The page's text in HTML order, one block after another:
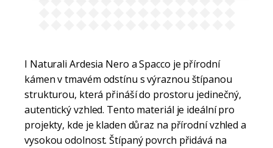
I Naturali Ardesia Nero a Spacco je přírodní
kámen v tmavém odstínu s výraznou štípanou
strukturou, která přináší do prostoru jedinečný,
autentický vzhled. Tento materiál je ideální pro
projekty, kde je kladen důraz na přírodní vzhled a
vysokou odolnost. Štípaný povrch přidává na